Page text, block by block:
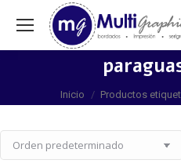
Estás aquí:
Inicio Productos